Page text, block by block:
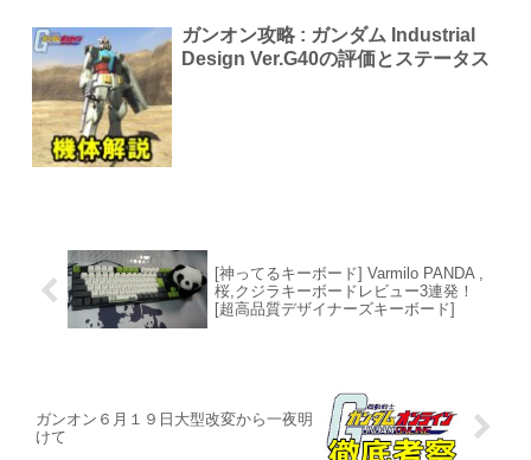
ガンオン攻略 : ガンダム Industrial
Design Ver.G40の評価とステータス
[神ってるキーボード] Varmilo PANDA ,
桜,クジラキーボードレビュー3連発！
[超高品質デザイナーズキーボード]
ガンオン６月１９日大型改変から一夜明
けて